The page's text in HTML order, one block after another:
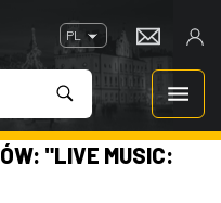
PL
"LIVE MUSIC: